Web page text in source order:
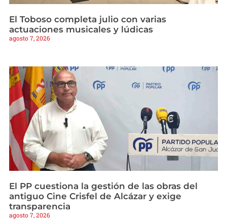
El Toboso completa julio con varias
actuaciones musicales y lúdicas
agosto 7, 2026
El PP cuestiona la gestión de las obras del
antiguo Cine Crisfel de Alcázar y exige
transparencia
agosto 7, 2026